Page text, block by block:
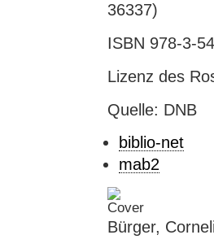
36337)
ISBN 978-3-
Lizenz des
Quelle: DNB
biblio-net
mab2
Bürger,